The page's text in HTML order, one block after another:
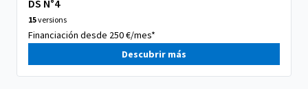
DS N°4
15versions
Financiación desde 250 €/mes*
Descubrir más